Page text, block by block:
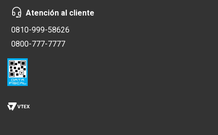
Atención al cliente
0810-999-58626
0800-777-7777